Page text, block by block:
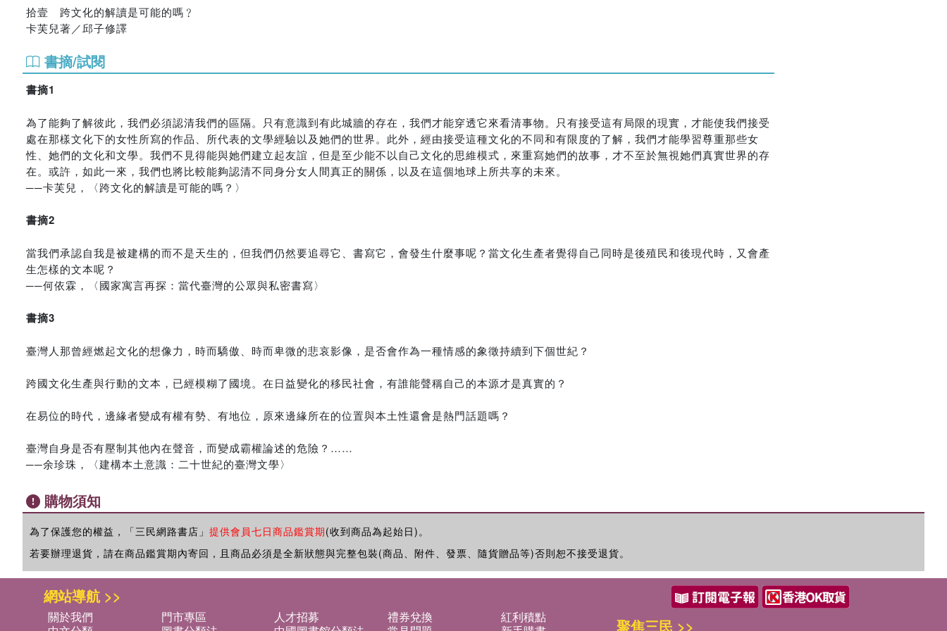
拾壹 跨文化的解讀是可能的嗎﹖
卡芙兒著／邱子修譯
書摘/試閱
書摘1
為了能夠了解彼此，我們必須認清我們的區隔。只有意識到有此城牆的存在，我們才能穿透它來看清事物。只有接受這有局限的現實，才能使我們接受
處在那樣文化下的女性所寫的作品、所代表的文學經驗以及她們的世界。此外，經由接受這種文化的不同和有限度的了解，我們才能學習尊重那些女
性、她們的文化和文學。我們不見得能與她們建立起友誼，但是至少能不以自己文化的思維模式，來重寫她們的故事，才不至於無視她們真實世界的存
在。或許，如此一來，我們也將比較能夠認清不同身分女人間真正的關係，以及在這個地球上所共享的未來。
──卡芙兒，〈跨文化的解讀是可能的嗎？〉
書摘2
當我們承認自我是被建構的而不是天生的，但我們仍然要追尋它、書寫它，會發生什麼事呢？當文化生產者覺得自己同時是後殖民和後現代時，又會產
生怎樣的文本呢？
──何依霖，〈國家寓言再探：當代臺灣的公眾與私密書寫〉
書摘3
臺灣人那曾經燃起文化的想像力，時而驕傲、時而卑微的悲哀影像，是否會作為一種情感的象徵持續到下個世紀？
跨國文化生產與行動的文本，已經模糊了國境。在日益變化的移民社會，有誰能聲稱自己的本源才是真實的？
在易位的時代，邊緣者變成有權有勢、有地位，原來邊緣所在的位置與本土性還會是熱門話題嗎？
臺灣自身是否有壓制其他內在聲音，而變成霸權論述的危險？……
──余珍珠，〈建構本土意識：二十世紀的臺灣文學〉
購物須知
為了保護您的權益，「三民網路書店」 提供會員七日商品鑑賞期(收到商品為起始日)。
若要辦理退貨，請在商品鑑賞期內寄回，且商品必須是全新狀態與完整包裝(商品、附件、發票、隨貨贈品等)否則恕不接受退貨。
網站導航 >>
關於我們 門市專區 人才招募 禮券兌換
紅利積點
聚焦三民 >>